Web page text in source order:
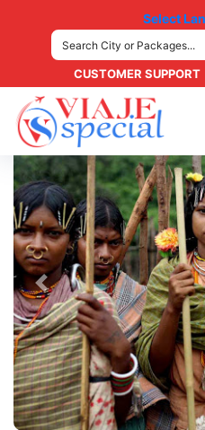
Select
CUSTOMER SUPPORT
Previous